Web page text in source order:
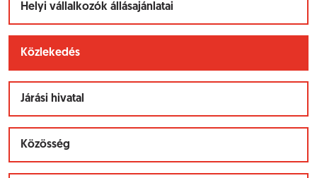
Helyi vállalkozók állásajánlatai
Közlekedés
Járási hivatal
Közösség